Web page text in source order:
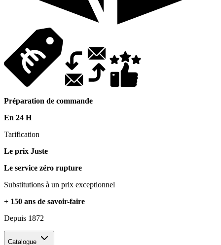
Préparation de commande
En 24 H
Tarification
Le prix Juste
Le service zéro rupture
Substitutions à un prix exceptionnel
+ 150 ans de savoir-faire
Depuis 1872
Catalogue